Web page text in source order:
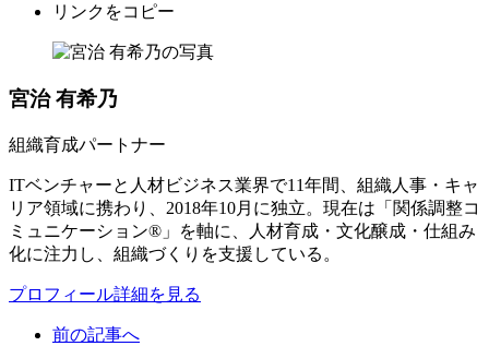
リンクをコピー
宮治 有希乃
組織育成パートナー
ITベンチャーと人材ビジネス業界で11年間、組織人事・キャ
リア領域に携わり、2018年10月に独立。現在は「関係調整コ
ミュニケーション®」を軸に、人材育成・文化醸成・仕組み
化に注力し、組織づくりを支援している。
プロフィール詳細を見る
前の記事へ